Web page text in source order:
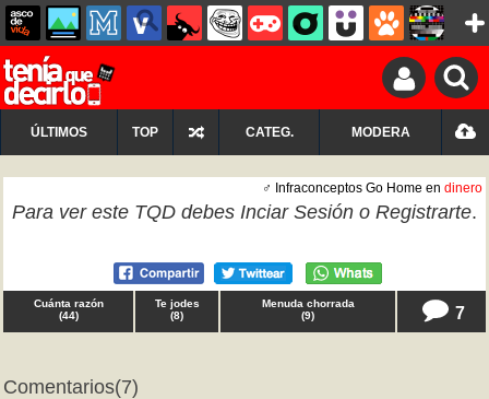
ÚLTIMOS TOP CATEG. MODERA
♂ Infraconceptos Go Home en dinero
Para ver este TQD debes Inciar Sesión o Registrarte.
Cuánta razón
(44)
Te jodes
(8)
Menuda chorrada
(9) 7
Comentarios(7)